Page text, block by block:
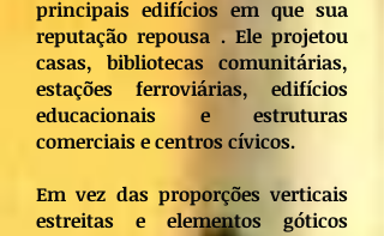
principais edifícios em que sua
reputação repousa . Ele projetou
casas, bibliotecas comunitárias,
estações ferroviárias, edifícios
educacionais e estruturas
comerciais e centros cívicos.
Em vez das proporções verticais
estreitas e elementos góticos